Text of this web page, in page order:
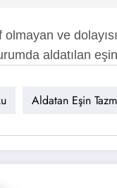
ve
aldatılan
Aldatan Eşin